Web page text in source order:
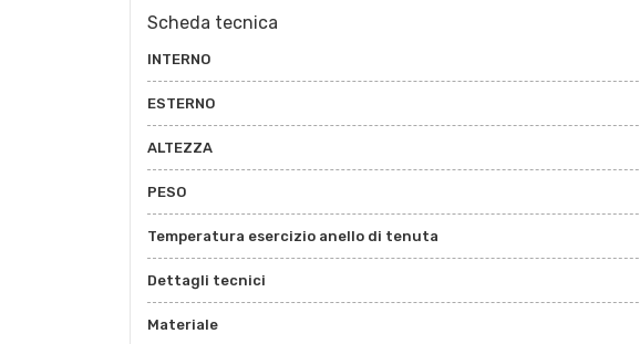
Scheda tecnica
INTERNO
ESTERNO
ALTEZZA
PESO
Temperatura esercizio anello di tenuta
Dettagli tecnici
Materiale